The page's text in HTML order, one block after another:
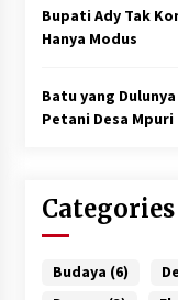
Bupati Ady Tak
Hanya Modus
Batu yang
Petani Desa Mpuri
Categories
Budaya (6)